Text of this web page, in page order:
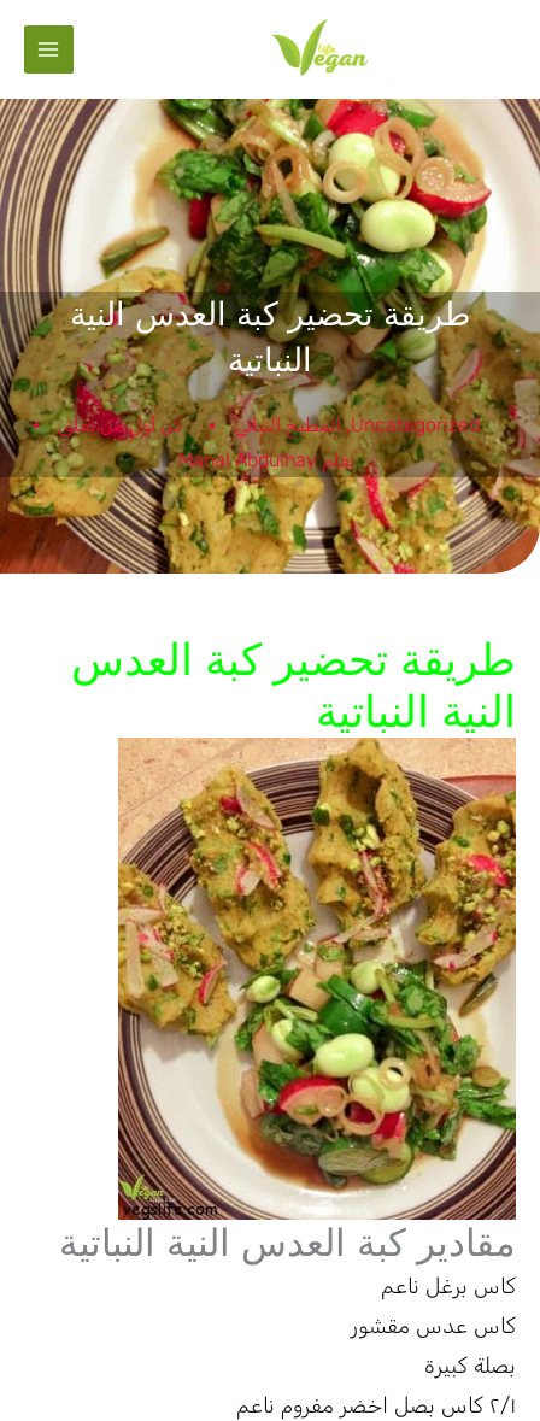
طريقة تحضير كبة العدس النية
النباتية
Uncategorized
,المطبخ النباتي
كن أول من يعلق
بقلم Manal Abdulhay
طريقة تحضير كبة العدس
النية النباتية
مقادير كبة العدس النية النباتية
كاس برغل ناعم
كاس عدس مقشور
بصلة كبيرة
٢/١ كاس بصل اخضر مفروم ناعم